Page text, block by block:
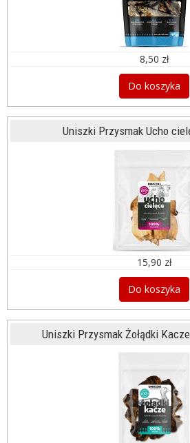
8,50 zł
Do koszyka
Uniszki Przysmak Ucho
15,90 zł
Do koszyka
Uniszki Przysmak Żołądki